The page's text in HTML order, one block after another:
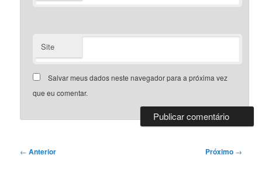
Site
Salvar meus dados neste navegador para a próxima vez
que eu comentar.
Navegação
← Anterior Próximo →